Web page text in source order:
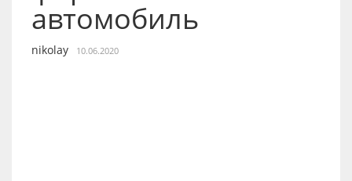
автомобиль
nikolay 10.06.2020